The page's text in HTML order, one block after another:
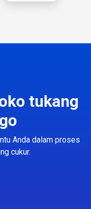
tukang
Anda dalam proses
cukur.